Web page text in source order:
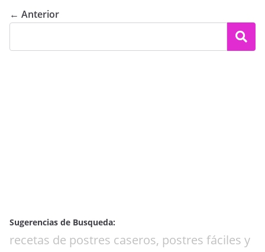
← Anterior
Buscar
Sugerencias de Busqueda:
recetas de postres caseros, postres fáciles y